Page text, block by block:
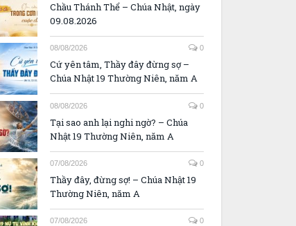
Chầu Thánh Thể – Chúa Nhật, ngày
09.08.2026
08/08/2026 0
Cứ yên tâm, Thầy đây đừng sợ –
Chúa Nhật 19 Thường Niên, năm A
08/08/2026 0
Tại sao anh lại nghi ngờ? – Chúa
Nhật 19 Thường Niên, năm A
07/08/2026 0
Thầy đây, đừng sợ! – Chúa Nhật 19
Thường Niên, năm A
07/08/2026 0